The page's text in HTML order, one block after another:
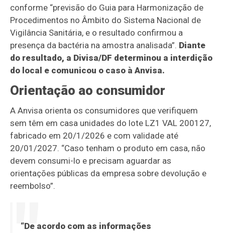
conforme “previsão do Guia para Harmonização de
Procedimentos no Âmbito do Sistema Nacional de
Vigilância Sanitária, e o resultado confirmou a
presença da bactéria na amostra analisada”. Diante
do resultado, a Divisa/DF determinou a interdição
do local e comunicou o caso à Anvisa.
Orientação ao consumidor
A Anvisa orienta os consumidores que verifiquem
sem têm em casa unidades do lote LZ1 VAL 200127,
fabricado em 20/1/2026 e com validade até
20/01/2027. “Caso tenham o produto em casa, não
devem consumi-lo e precisam aguardar as
orientações públicas da empresa sobre devolução e
reembolso”.
“De acordo com as informações